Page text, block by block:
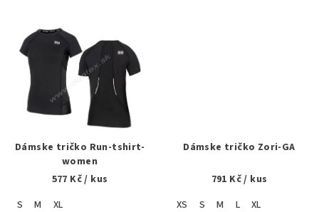
Dámske tričko Run-tshirt-
women
577 Kč/ kus
S
M
XL
Dámske tričko Zori-GA
791 Kč/ kus
XS
S M L
XL